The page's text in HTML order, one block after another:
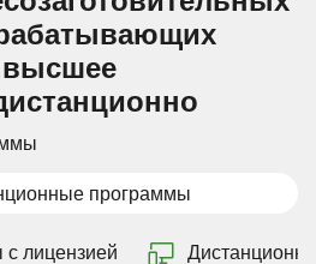
высшее
программы
лицензией Дистанционно